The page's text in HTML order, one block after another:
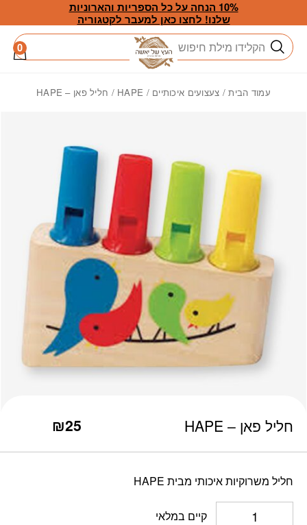
Skip to Content
10% הנחה על כל הספריות והארוניות
שלנו! לחצו כאן למעבר לקטגוריה
חיפוש 0
עמוד הבית/ צעצועים איכותיים /
HAPE / חליל פאן – HAPE
חליל פאן – HAPE ₪25
חליל משרוקיות איכותי מבית HAPE
קיים במלאי